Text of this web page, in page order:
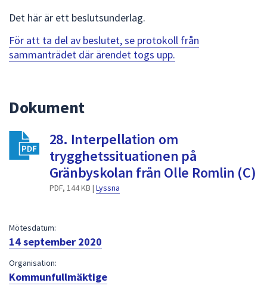
att
navigera
mellan
välja
något
av
Det här är ett beslutsunderlag.
För att ta del av beslutet, se protokoll från
sammanträdet där ärendet togs upp.
Dokument
28. Interpellation om
trygghetssituationen på
Gränbyskolan från Olle Romlin (C)
PDF, 144 KB | Lyssna
Mötesdatum:
14 september 2020
Organisation:
Kommunfullmäktige